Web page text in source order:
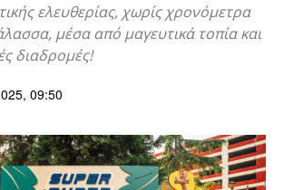
ελευθερίας, χωρίς χρονόμετρα
μέσα από μαγευτικά τοπία και
διαδρομές!
09:50